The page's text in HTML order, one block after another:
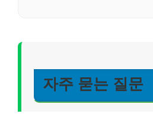
자주 묻는 질문